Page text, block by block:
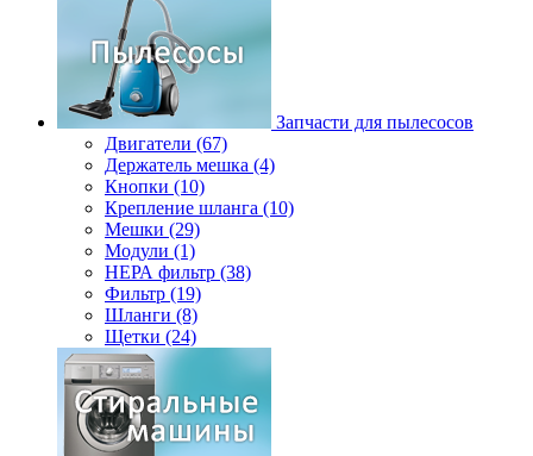
Запчасти для пылесосов
Двигатели (67)
Держатель мешка (4)
Кнопки (10)
Крепление шланга (10)
Мешки (29)
Модули (1)
НЕРА фильтр (38)
Фильтр (19)
Шланги (8)
Щетки (24)